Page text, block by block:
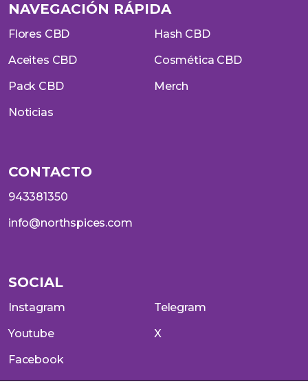
NAVEGACIÓN RÁPIDA
Flores CBD
Hash CBD
Aceites CBD
Cosmética CBD
Pack CBD
Merch
Noticias
CONTACTO
943381350
info@northspices.com
SOCIAL
Instagram
Telegram
Youtube
X
Facebook